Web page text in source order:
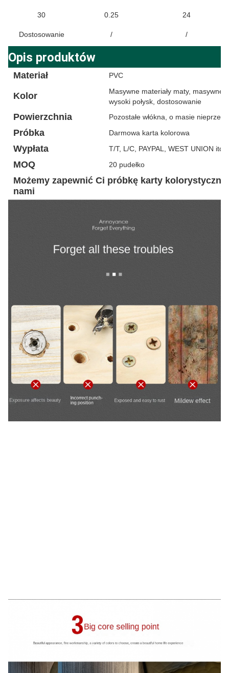
30 0.25 24
Dostosowanie / /
Opis produktów
Materiał PVC
Kolor
Masywne materiały maty, masywne
wysoki połysk, dostosowanie
Powierzchnia Pozostałe włókna, o masie
Próbka Darmowa karta kolorowa
Wypłata T/T, L/C, PAYPAL, WEST UNION itd.
MOQ 20 pudełko
Możemy zapewnić Ci próbkę karty
nami